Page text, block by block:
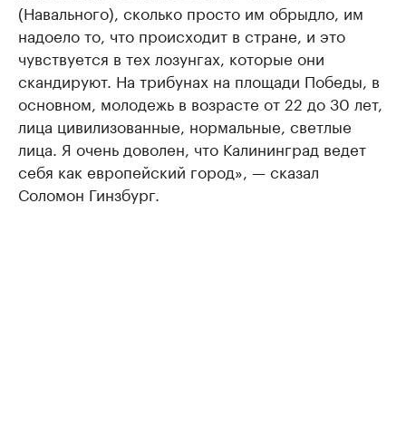
(Навального), сколько просто им обрыдло, им
надоело то, что происходит в стране, и это
чувствуется в тех лозунгах, которые они
скандируют. На трибунах на площади Победы, в
основном, молодежь в возрасте от 22 до 30 лет,
лица цивилизованные, нормальные, светлые
лица. Я очень доволен, что Калининград ведет
себя как европейский город», — сказал
Соломон Гинзбург.